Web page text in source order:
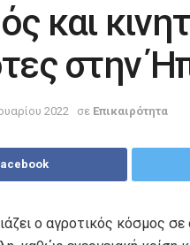
και
στην
2022 σε Επικαιρότητα
ο αγροτικός κόσμος